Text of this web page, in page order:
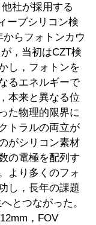
社が採用する
ープシリコン検
らフォトンカウ
，当初はCZT検
し，フォトンを
るエネルギーで
本来と異なる位
た物理的限界に
トラルの両立が
がシリコン素材
の電極を配列す
より多くのフォ
し，長年の課題
とつながった。
，FOV